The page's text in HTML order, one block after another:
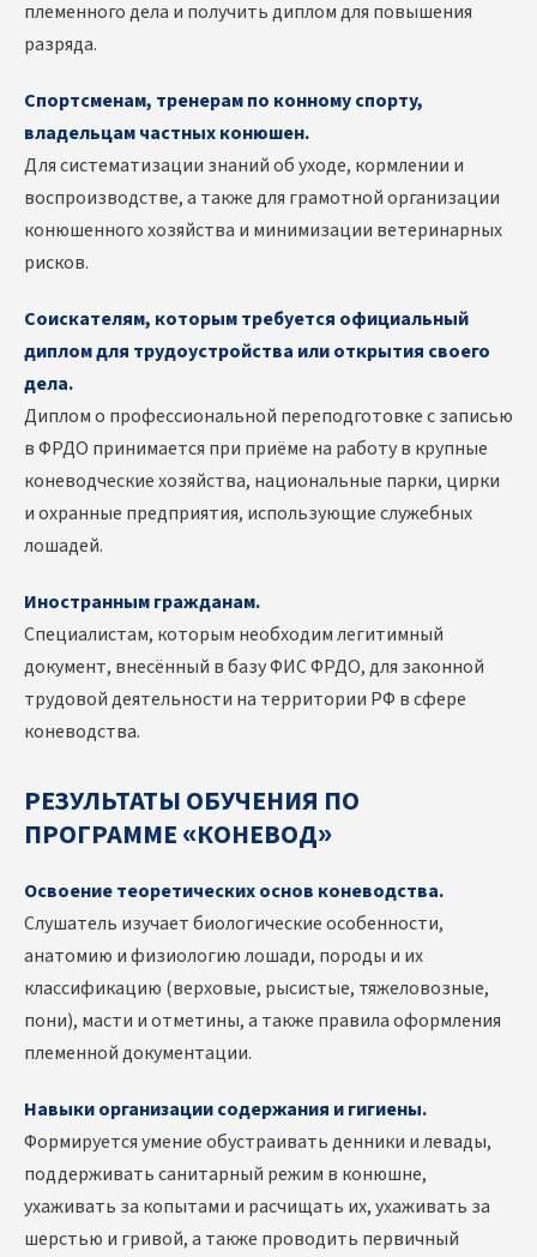
племенного дела и получить диплом для повышения
разряда.
Спортсменам, тренерам по конному спорту,
владельцам частных конюшен.
Для систематизации знаний об уходе, кормлении и
воспроизводстве, а также для грамотной организации
конюшенного хозяйства и минимизации ветеринарных
рисков.
Соискателям, которым требуется официальный
диплом для трудоустройства или открытия своего
дела.
Диплом о профессиональной переподготовке с записью
в ФРДО принимается при приёме на работу в крупные
коневодческие хозяйства, национальные парки, цирки
и охранные предприятия, использующие служебных
лошадей.
Иностранным гражданам.
Специалистам, которым необходим легитимный
документ, внесённый в базу ФИС ФРДО, для законной
трудовой деятельности на территории РФ в сфере
коневодства.
РЕЗУЛЬТАТЫ ОБУЧЕНИЯ ПО
ПРОГРАММЕ «КОНЕВОД»
Освоение теоретических основ коневодства.
Слушатель изучает биологические особенности,
анатомию и физиологию лошади, породы и их
классификацию (верховые, рысистые, тяжеловозные,
пони), масти и отметины, а также правила оформления
племенной документации.
Навыки организации содержания и гигиены.
Формируется умение обустраивать денники и левады,
поддерживать санитарный режим в конюшне,
ухаживать за копытами и расчищать их, ухаживать за
шерстью и гривой, а также проводить первичный